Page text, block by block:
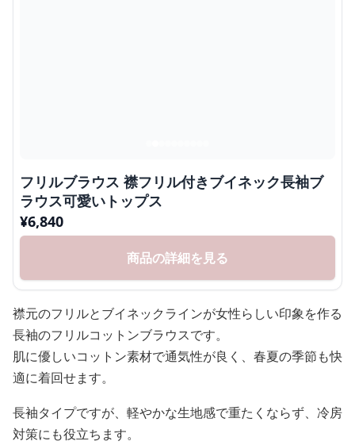
フリルブラウス 襟フリル付きブイネック長袖ブ
ラウス可愛いトップス
¥6,840
商品の詳細を見る
襟元のフリルとブイネックラインが女性らしい印象を作る
長袖のフリルコットンブラウスです。
肌に優しいコットン素材で通気性が良く、春夏の季節も快
適に着回せます。
長袖タイプですが、軽やかな生地感で重たくならず、冷房
対策にも役立ちます。